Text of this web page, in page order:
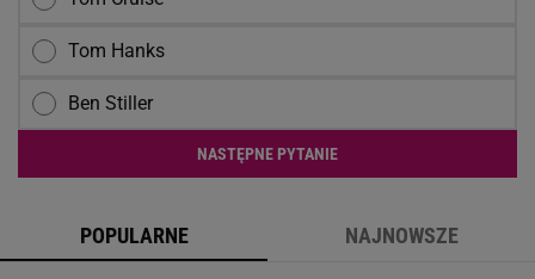
Tom Hanks
Ben Stiller
NASTĘPNE PYTANIE
POPULARNE NAJNOWSZE